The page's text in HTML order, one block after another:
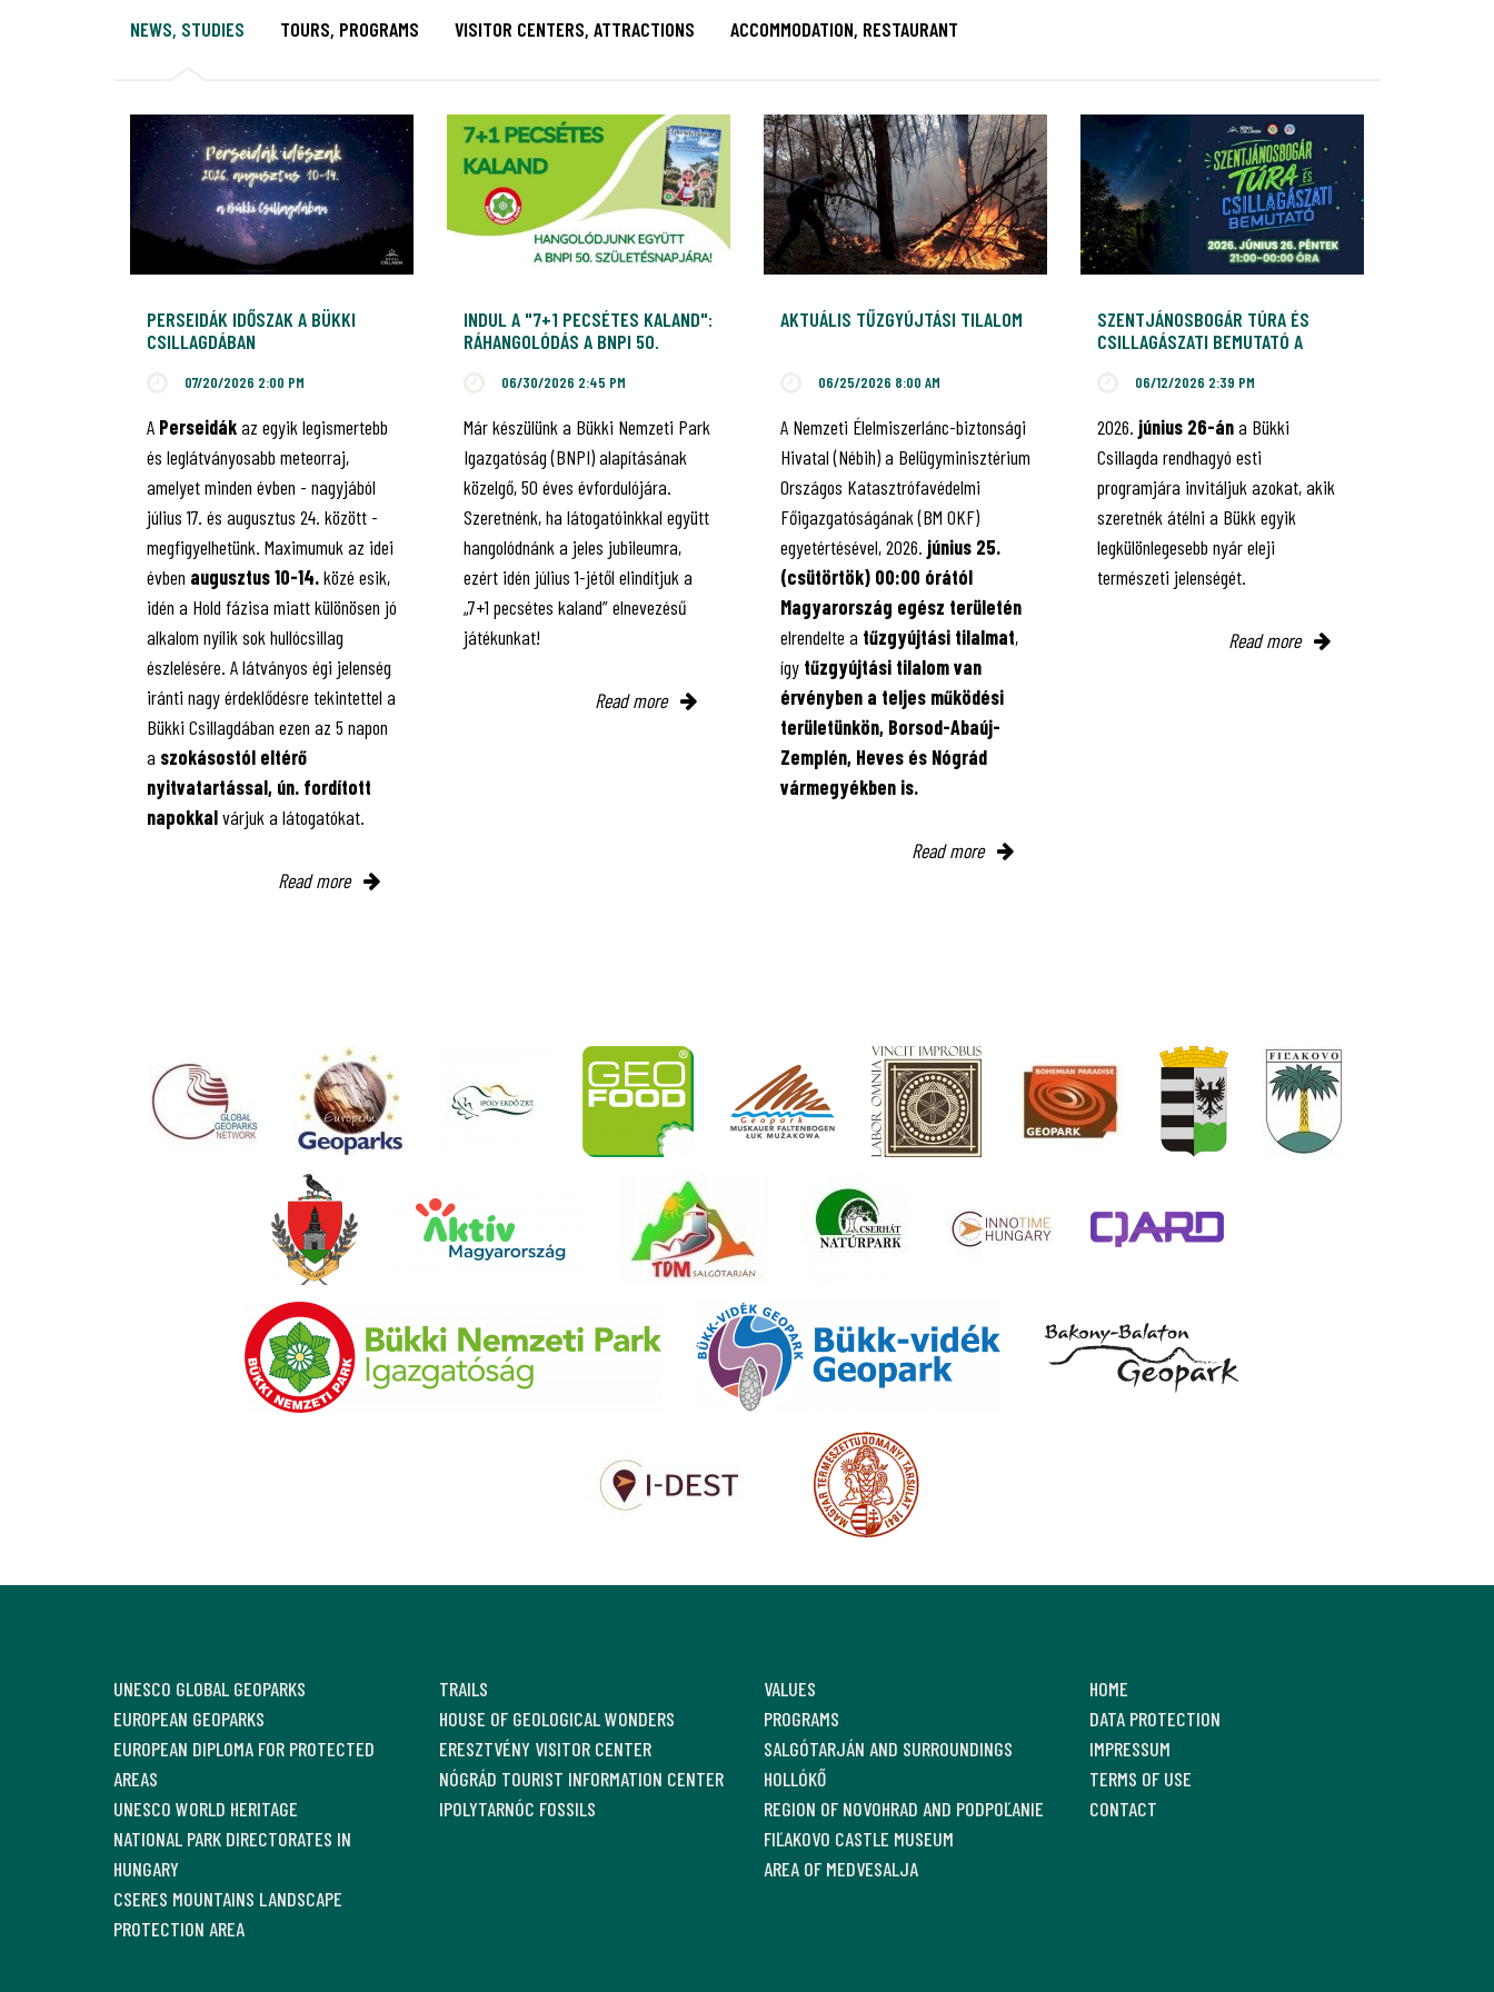
NEWS, STUDIES TOURS, PROGRAMS VISITOR CENTERS, ATTRACTIONS ACCOMMODATION, RESTAURANT
PERSEIDÁK IDŐSZAK A BÜKKI
CSILLAGDÁBAN
07/20/2026 2:00 PM
A Perseidákaz egyik legismertebb
és leglátványosabb meteorraj,
amelyet minden évben - nagyjából
július 17. és augusztus 24. között -
megfigyelhetünk. Maximumuk az idei
évben augusztus 10-14.közé esik,
idén a Hold fázisa miatt különösen jó
alkalom nyílik sok hullócsillag
észlelésére. A látványos égi jelenség
iránti nagy érdeklődésre tekintettel a
Bükki Csillagdában ezen az 5 napon
a szokásostól eltérő
nyitvatartással, ún. fordított
napokkalvárjuk a látogatókat.
Read more
INDUL A "7+1 PECSÉTES KALAND":
RÁHANGOLÓDÁS A BNPI 50.
06/30/2026 2:45 PM
Már készülünk a Bükki Nemzeti Park
Igazgatóság (BNPI) alapításának
közelgő, 50 éves évfordulójára.
Szeretnénk, ha látogatóinkkal együtt
hangolódnánk a jeles jubileumra,
ezért idén július 1-jétől elindítjuk a
„7+1 pecsétes kaland” elnevezésű
játékunkat!
Read more
AKTUÁLIS TŰZGYÚJTÁSI TILALOM
06/25/2026 8:00 AM
A Nemzeti Élelmiszerlánc-biztonsági
Hivatal (Nébih) a Belügyminisztérium
Országos Katasztrófavédelmi
Főigazgatóságának (BM OKF)
egyetértésével, 2026. június 25.
(csütörtök) 00:00 órától
Magyarország egész területén
elrendelte a tűzgyújtási tilalmat,
így tűzgyújtási tilalom van
érvényben a teljes működési
területünkön, Borsod-Abaúj-
Zemplén, Heves és Nógrád
vármegyékben is.
Read more
SZENTJÁNOSBOGÁR TÚRA ÉS
CSILLAGÁSZATI BEMUTATÓ A
06/12/2026 2:39 PM
2026. június 26-ána Bükki
Csillagda rendhagyó esti
programjára invitáljuk azokat, akik
szeretnék átélni a Bükk egyik
legkülönlegesebb nyár eleji
természeti jelenségét.
Read more
UNESCO GLOBAL GEOPARKS
EUROPEAN GEOPARKS
EUROPEAN DIPLOMA FOR PROTECTED
AREAS
UNESCO WORLD HERITAGE
NATIONAL PARK DIRECTORATES IN
HUNGARY
CSERES MOUNTAINS LANDSCAPE
PROTECTION AREA
TRAILS
HOUSE OF GEOLOGICAL WONDERS
ERESZTVÉNY VISITOR CENTER
NÓGRÁD TOURIST INFORMATION CENTER
IPOLYTARNÓC FOSSILS
VALUES
PROGRAMS
SALGÓTARJÁN AND SURROUNDINGS
HOLLÓKŐ
REGION OF NOVOHRAD AND PODPOĽANIE
FIĽAKOVO CASTLE MUSEUM
AREA OF MEDVESALJA
HOME
DATA PROTECTION
IMPRESSUM
TERMS OF USE
CONTACT